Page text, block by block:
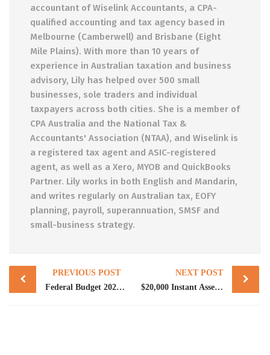
accountant of Wiselink Accountants, a CPA-
qualified accounting and tax agency based in
Melbourne (Camberwell) and Brisbane (Eight
Mile Plains). With more than 10 years of
experience in Australian taxation and business
advisory, Lily has helped over 500 small
businesses, sole traders and individual
taxpayers across both cities. She is a member of
CPA Australia and the National Tax &
Accountants' Association (NTAA), and Wiselink is
a registered tax agent and ASIC-registered
agent, as well as a Xero, MYOB and QuickBooks
Partner. Lily works in both English and Mandarin,
and writes regularly on Australian tax, EOFY
planning, payroll, superannuation, SMSF and
small-business strategy.
Post
navigation
PREVIOUS POST
Federal Budget 2026 Summary: Key Tax Changes for Australian SMEs, Investors & Pensioners
NEXT POST
$20,000 Instant Asset Write-Off Before 30 June 2026: A Melbourne & Brisbane Small Business Guide